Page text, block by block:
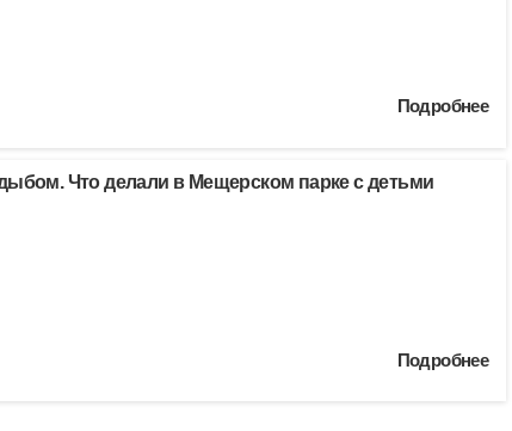
Подробнее
Что делали в Мещерском парке с детьми
Подробнее